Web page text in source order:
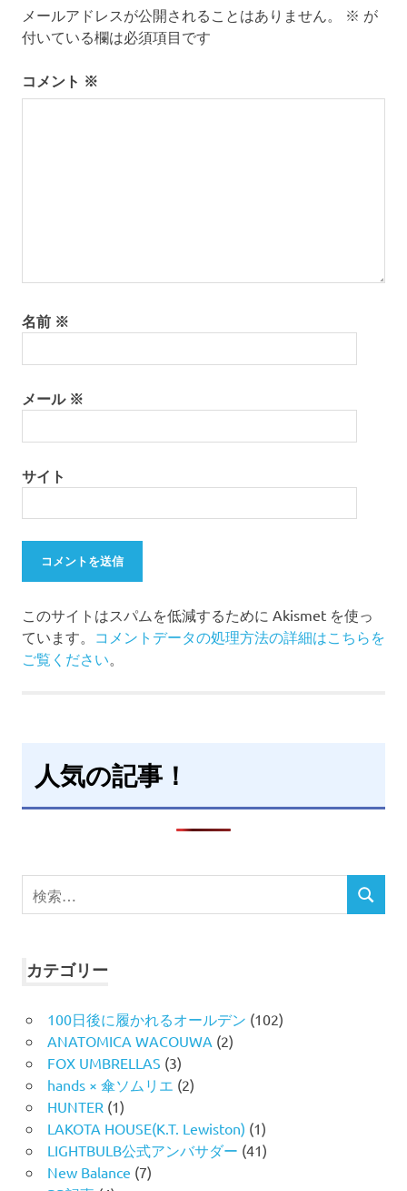
ゲ
シ
メールアドレスが公開されることはありません。 ※ が
付いている欄は必須項目です
コメント ※
名前 ※
メール ※
サイト
このサイトはスパムを低減するために Akismet を使っ
ています。 コメントデータの処理方法の詳細はこちらを
ご覧ください。
人気の記事！
検
索
検
カテゴリー
100日後に履かれるオールデン (102)
ANATOMICA WACOUWA (2)
FOX UMBRELLAS (3)
hands × 傘ソムリエ (2)
HUNTER (1)
LAKOTA HOUSE(K.T. Lewiston) (1)
LIGHTBULB公式アンバサダー (41)
New Balance (7)